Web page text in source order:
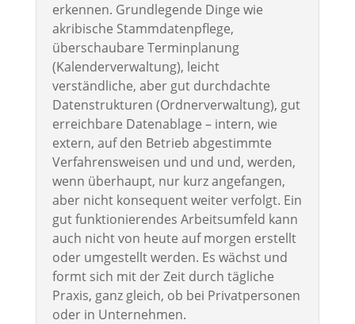
erkennen. Grundlegende Dinge wie
akribische Stammdatenpflege,
überschaubare Terminplanung
(Kalenderverwaltung), leicht
verständliche, aber gut durchdachte
Datenstrukturen (Ordnerverwaltung), gut
erreichbare Datenablage – intern, wie
extern, auf den Betrieb abgestimmte
Verfahrensweisen und und und, werden,
wenn überhaupt, nur kurz angefangen,
aber nicht konsequent weiter verfolgt. Ein
gut funktionierendes Arbeitsumfeld kann
auch nicht von heute auf morgen erstellt
oder umgestellt werden. Es wächst und
formt sich mit der Zeit durch tägliche
Praxis, ganz gleich, ob bei Privatpersonen
oder in Unternehmen.